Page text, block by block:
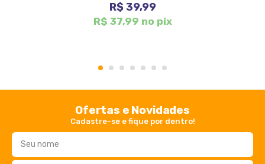
R$ 39,99
R$ 37,99 no pix
1 2 3 4 5 6 7
Ofertas e Novidades
Cadastre-se e fique por dentro!